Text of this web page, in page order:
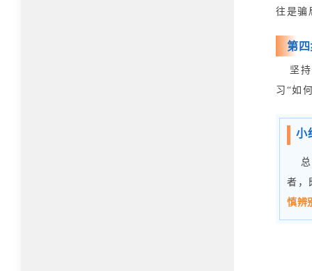
往是骗
第
坚
习“如
小
者，
慎辨